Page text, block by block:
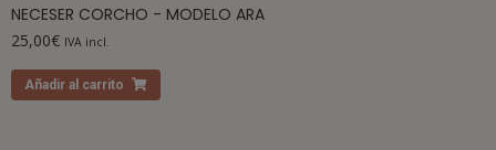
NECESER CORCHO - MODELO ARA
25,00€ IVA incl.
Añadir al carrito